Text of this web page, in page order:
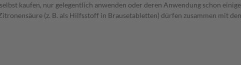
kaufen, nur gelegentlich anwenden oder deren Anwendung schon
(z. B. als Hilfsstoff in Brausetabletten) dürfen zusammen mit